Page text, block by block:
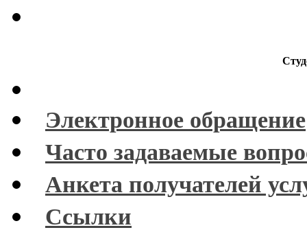
Электронное обращение
Часто задаваемые
Анкета получателей
Ссылки